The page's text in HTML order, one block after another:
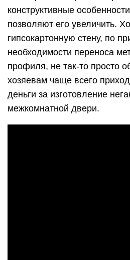
конструктивные
позволяют его увеличить.
гипсокартонную стену, по
необходимости переноса
профиля, не так-то просто
хозяевам чаще всего
деньги за изготовление
межкомнатной двери.